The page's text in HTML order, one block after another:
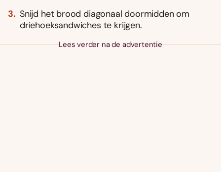
Snijd het brood diagonaal doormidden om
driehoeksandwiches te krijgen.
Lees verder na de advertentie